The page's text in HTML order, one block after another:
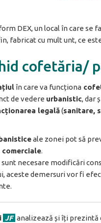
DEX, un local în care se
fabricat cu mult unt, ce
cofetăria/
în care va funcționa
de vedere urbanistic, dar
legală(sanitare,
ale zonei pot să
.
sunt necesare modificări
aceste demersuri vor fi
JF analizează și îți prezintă